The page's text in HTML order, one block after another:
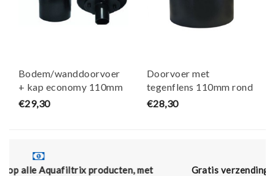
Bodem/wanddoorvoer
+ kap economy 110mm
- Effast
€29,30
Doorvoer met
tegenflens 110mm rond
vat - Effast
€28,30
met
Gratis verzending vanaf € 50,- (en naar